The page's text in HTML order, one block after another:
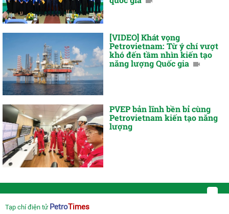
[VIDEO] Khát vọng
Petrovietnam: Từ ý chí vượt
khó đến tầm nhìn kiến tạo
năng lượng Quốc gia
PVEP bản lĩnh bền bỉ cùng
Petrovietnam kiến tạo năng
lượng
Tạp chí điện tử PetroTimes